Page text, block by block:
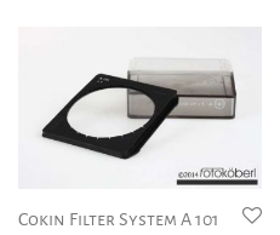
Cokin Filter System A 101